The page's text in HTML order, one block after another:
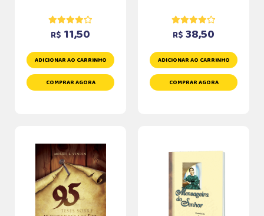
R$ 11,50
ADICIONAR AO CARRINHO
COMPRAR AGORA
R$ 38,50
ADICIONAR AO CARRINHO
COMPRAR AGORA